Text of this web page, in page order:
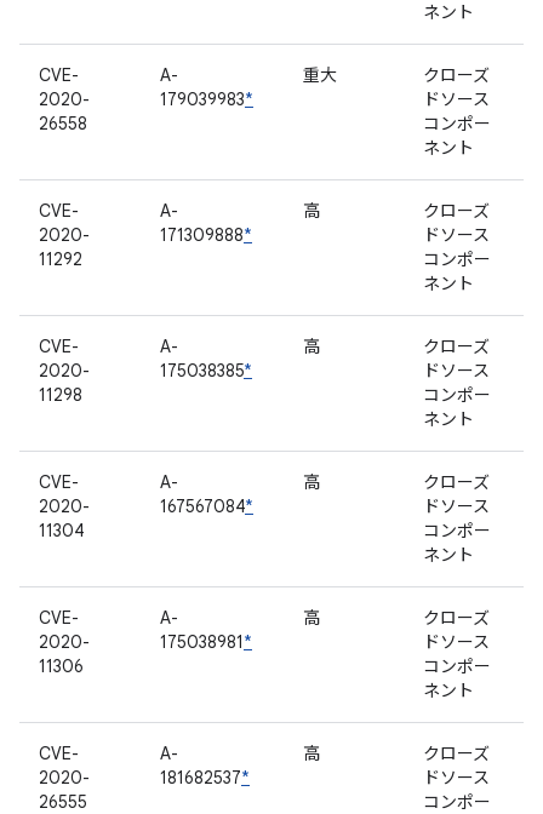
ネント
CVE-
2020-
26558
A-
179039983*
重大
クローズ
ドソース
コンポー
ネント
CVE-
2020-
11292
A-
171309888*
高
クローズ
ドソース
コンポー
ネント
CVE-
2020-
11298
A-
175038385*
高
クローズ
ドソース
コンポー
ネント
CVE-
2020-
11304
A-
167567084*
高
クローズ
ドソース
コンポー
ネント
CVE-
2020-
11306
A-
175038981*
高
クローズ
ドソース
コンポー
ネント
CVE-
2020-
26555
A-
181682537*
高
クローズ
ドソース
コンポー